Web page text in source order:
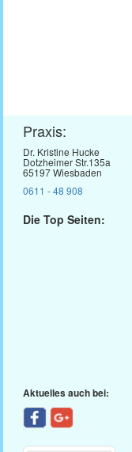
Praxis:
Dr. Kristine Hucke
Dotzheimer Str.135a
65197 Wiesbaden
0611 - 48 908
Die Top Seiten:
Aktuelles auch bei: